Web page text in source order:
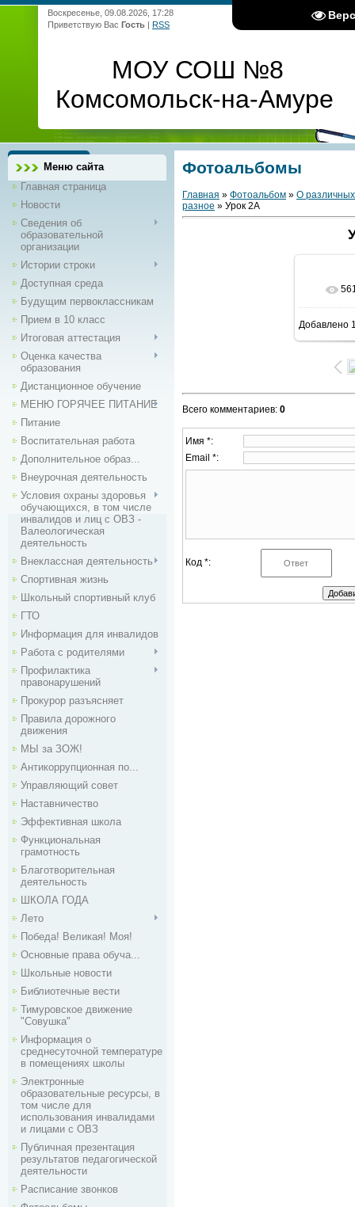
Воскресенье, 09.08.2026, 17:28
Приветствую Вас Гость | RSS
МОУ СОШ №8
Комсомольск-на-Амуре
Меню сайта
Главная страница
Новости
Сведения об
образовательной
организации
Истории строки
Доступная среда
Будущим первоклассникам
Прием в 10 класс
Итоговая аттестация
Оценка качества
образования
Дистанционное обучение
МЕНЮ ГОРЯЧЕЕ ПИТАНИЕ
Питание
Воспитательная работа
Дополнительное образ...
Внеурочная деятельность
Условия охраны здоровья
обучающихся, в том числе
инвалидов и лиц с ОВЗ -
Валеологическая
деятельность
Внекласcная деятельность
Спортивная жизнь
Школьный спортивный клуб
ГТО
Информация для инвалидов
Работа с родителями
Профилактика
правонарушений
Прокурор разъясняет
Правила дорожного
движения
МЫ за ЗОЖ!
Антикоррупционная по...
Управляющий совет
Наставничество
Эффективная школа
Функциональная
грамотность
Благотворительная
деятельность
ШКОЛА ГОДА
Лето
Победа! Великая! Моя!
Основные права обуча...
Школьные новости
Библиотечные вести
Тимуровское движение
"Совушка"
Информация о
среднесуточной температуре
в помещениях школы
Электронные
образовательные ресурсы, в
том числе для
использования инвалидами
и лицами с ОВЗ
Публичная презентация
результатов педагогической
деятельности
Расписание звонков
Фотоальбомы
Главная » Фотоальбом » О
разное » Урок 2А
Добавлено
Всего комментариев: 0
Имя *:
Email *:
Код *: